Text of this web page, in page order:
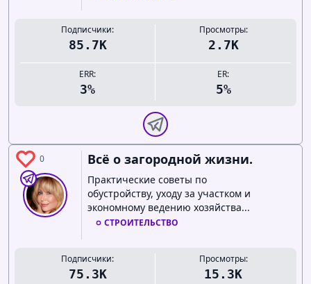
Подписчики:
85.7K
ERR:
3%
Просмотры:
2.7K
ER:
5%
0 Всё о загородной жизни.
Практические советы по
обустройству, уходу за участком и
экономному ведению хозяйства...
СТРОИТЕЛЬСТВО
Подписчики:
75.3K
Просмотры:
15.3K